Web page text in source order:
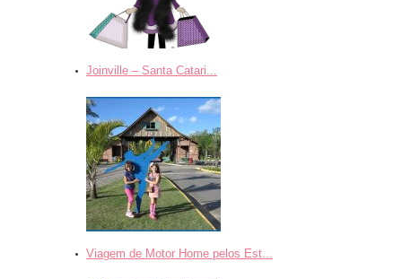
Joinville – Santa Catari...
Viagem de Motor Home pelos Est...